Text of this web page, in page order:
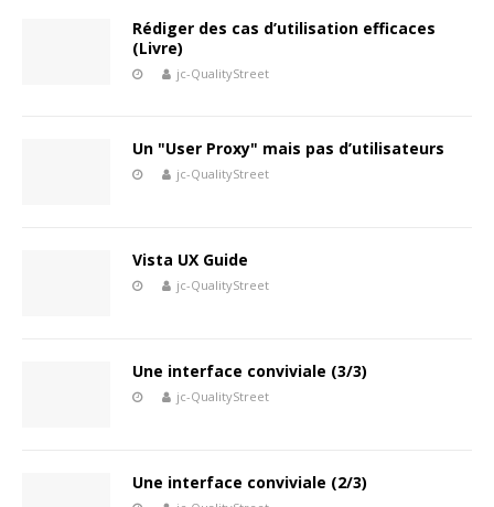
Rédiger des cas d’utilisation efficaces
(Livre)
jc-QualityStreet
Un "User Proxy" mais pas d’utilisateurs
jc-QualityStreet
Vista UX Guide
jc-QualityStreet
Une interface conviviale (3/3)
jc-QualityStreet
Une interface conviviale (2/3)